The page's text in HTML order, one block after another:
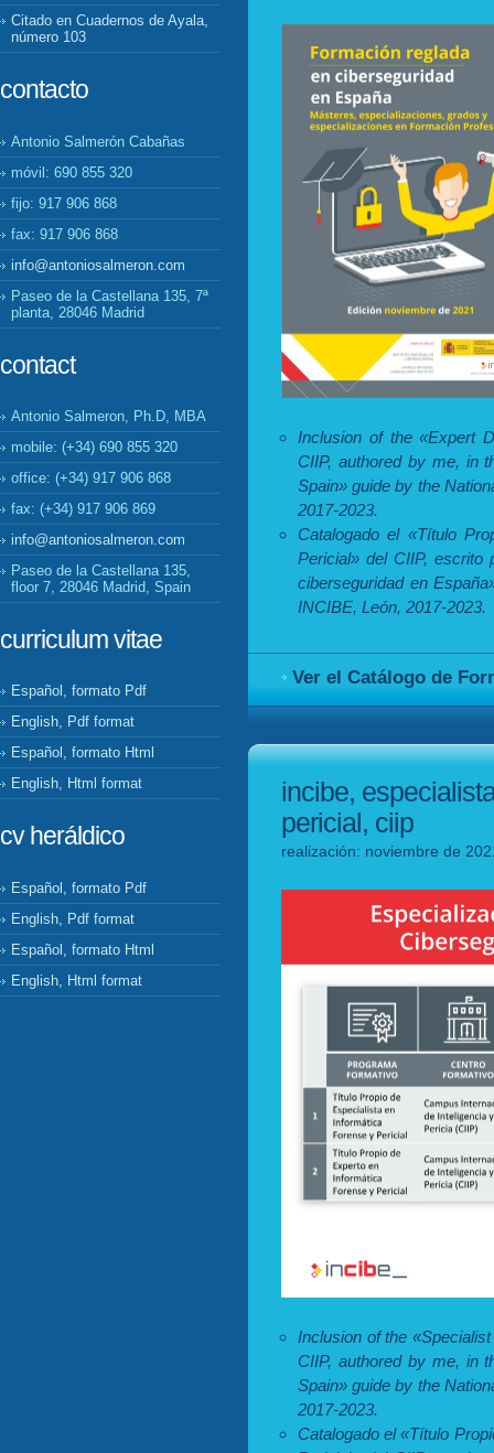
Citado en Cuadernos de Ayala,
número 103
contacto
Antonio Salmerón Cabañas
móvil: 690 855 320
fijo: 917 906 868
fax: 917 906 868
info@antoniosalmeron.com
Paseo de la Castellana 135, 7ª
planta, 28046 Madrid
contact
Antonio Salmeron, Ph.D, MBA
mobile: (+34) 690 855 320
office: (+34) 917 906 868
fax: (+34) 917 906 869
info@antoniosalmeron.com
Paseo de la Castellana 135,
floor 7, 28046 Madrid, Spain
curriculum vitae
Español, formato Pdf
English, Pdf format
Español, formato Html
English, Html format
cv heráldico
Español, formato Pdf
English, Pdf format
Español, formato Html
English, Html format
Inclusion of the «Expert
CIIP, authored by me, in
Spain» guide by the
2017-2023.
Catalogado el «Título
Pericial» del CIIP, escrito
ciberseguridad en
INCIBE, León, 2017-2023.
Ver el Catálogo de
incibe,
pericial, ciip
realización: noviembre de
Inclusion of the
CIIP, authored by me, in
Spain» guide by the
2017-2023.
Catalogado el «Título